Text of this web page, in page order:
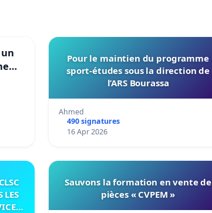
Pour le maintien du programme
sport-études sous la direction de
l’ARS Bourassa
Ahmed
490 signatures
16 Apr 2026
LES
Sauvons la formation en vente de
pièces « CVPEM »